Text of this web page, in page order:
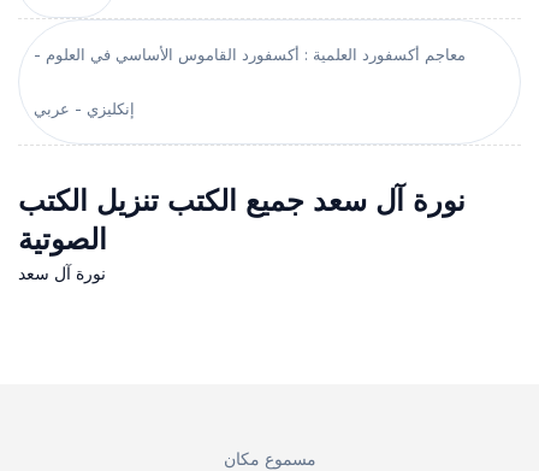
معاجم أكسفورد العلمية : أكسفورد القاموس الأساسي في العلوم -
إنكليزي - عربي
نورة آل سعد جميع الكتب تنزيل الكتب
الصوتية
نورة آل سعد
مسموع مكان